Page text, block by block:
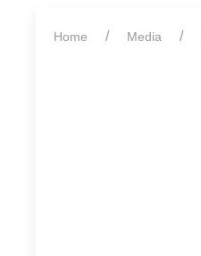
Home Media